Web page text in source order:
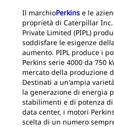
Il marchioPerkins e le
proprietà di Caterpillar
Private Limited (PIPL)
soddisfare le esigenze
aumento. PIPL produce i
Perkins serie 4000 da 750
mercato della produzione
Destinati a un'ampia
la generazione di energia
stabilimenti e di potenza
data center, i motori
scelta di un numero